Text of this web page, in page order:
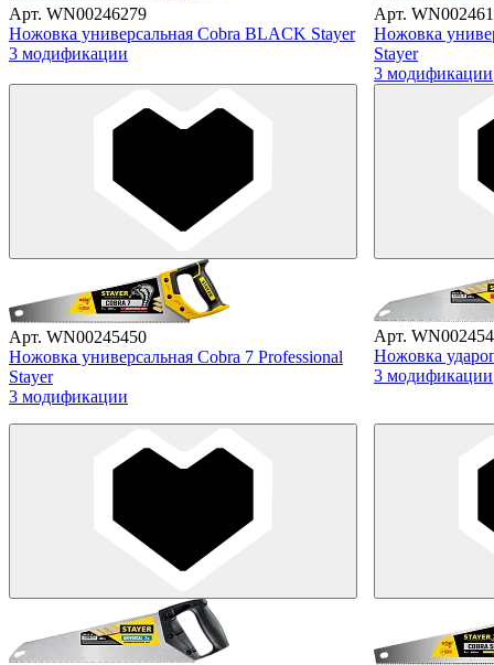
Арт. WN00246279
Ножовка универсальная Cobra BLACK Stayer
3 модификации
Арт.
Ножовка
Stayer
3 модификации
Арт. WN00245450
Ножовка универсальная Cobra 7 Professional
Stayer
3 модификации
Арт.
Ножовка
3 модификации